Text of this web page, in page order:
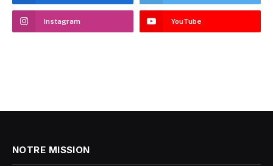
Instagram YouTube
NOTRE MISSION